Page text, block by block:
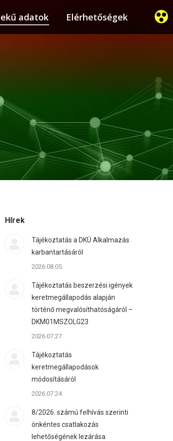
adatok Elérhetőségek
Hírek
Tájékoztatás a DKÜ Alkalmazás
karbantartásáról
2026.08.05.
Tájékoztatás beszerzési igények
keretmegállapodás alapján
történő megvalósíthatóságáról –
DKM01MSZOLG23
2026.07.27.
Tájékoztatás
keretmegállapodások
módosításáról
2026.07.24.
8/2026. számú felhívás szerinti
önkéntes csatlakozás
lehetőségének lezárása
adatok Elérhetőségek